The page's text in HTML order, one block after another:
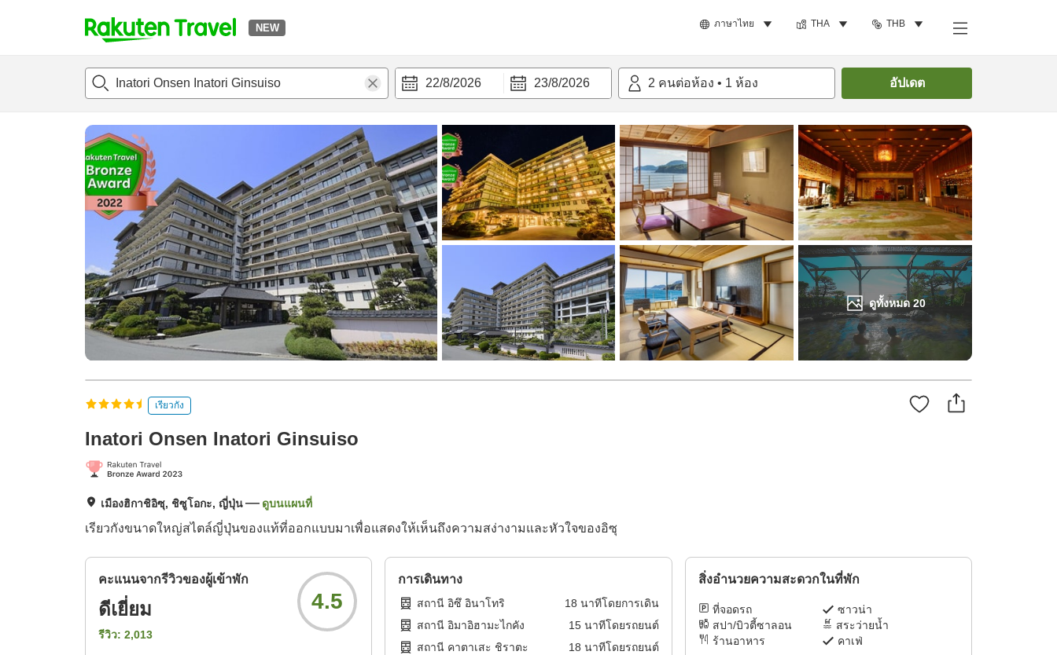
NEW ภาษาไทย THA THB
t
p
a
g
e
_
s
e
h
22/8/2026 23/8/2026 2 คนต่อห้อง • 1 ห้อง อัปเดต
ดูทั้งหมด20
แนะนำที่พักห้องพักและแพลนพักรีวิวไฮไลต์ สิ่่งอำนวยความสะดวก ค้นหาห้องพัก
เรียวกัง
Inatori Onsen Inatori Ginsuiso
เมืองฮิกาชิอิซุ, ชิซูโอกะ, ญี่ปุ่น ดูบนแผนที่
เรียวกังขนาดใหญ่สไตล์ญี่ปุ่นของแท้ที่ออกแบบมาเพื่อแสดงให้เห็นถึงความสง่างามและหัวใจของอิซุ
คะแนนจากรีวิวของผู้เข้าพัก
ดีเยี่ยม
รีวิว: 2,013
4.5
การเดินทาง
สถานี อิซึ อินาโทริ 18 นาทีโดยการเดิน
สถานี อิมาอิฮามะไกคัง
15นาทีโดยรถยนต์
สถานี คาตาเสะ ชิราตะ
18 นาทีโดยรถยนต์
สิ่งอำนวยความสะดวกในที่พัก
ที่จอดรถ
ซาวน่า
สปา/บิวตี้ซาลอน
สระว่ายน้ำ
ร้านอาหาร
คาเฟ่